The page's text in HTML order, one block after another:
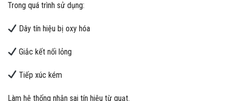
Trong quá trình sử dụng:
Dây tín hiệu bị oxy hóa
Giắc kết nối lỏng
Tiếp xúc kém
Làm hệ thống nhận sai tín hiệu từ quạt.